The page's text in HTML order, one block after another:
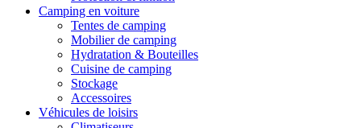
Camping en voiture
Tentes de camping
Mobilier de camping
Hydratation & Bouteilles
Cuisine de camping
Stockage
Accessoires
Véhicules de loisirs